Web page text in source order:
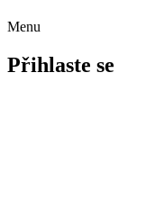
Menu
Přihlaste se